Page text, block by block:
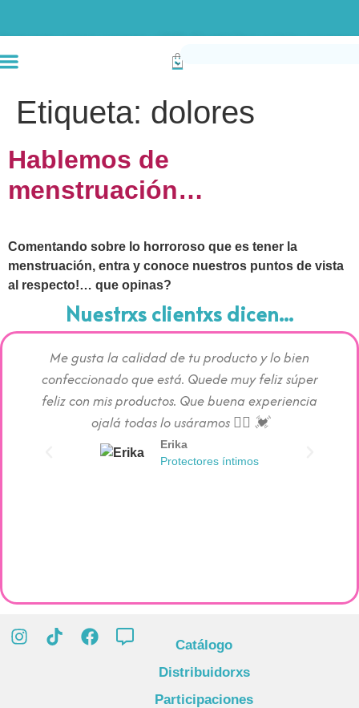
Etiqueta: dolores
Hablemos de
menstruación…
Comentando sobre lo horroroso que es tener la
menstruación, entra y conoce nuestros puntos de vista
al respecto!… que opinas?
Nuestrxs clientxs dicen...
Me gusta la calidad de tu producto y lo bien
confeccionado que está. Quede muy feliz súper
feliz con mis productos. Que buena experiencia
ojalá todas lo usáramos 👯‍♀️ 💓
Erika
Protectores íntimos
Catálogo
Distribuidorxs
Participaciones